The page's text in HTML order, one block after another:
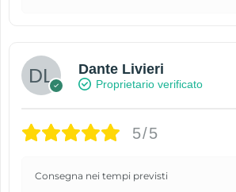
Dante Livieri
Proprietario verificato
5/5
Consegna nei tempi previsti